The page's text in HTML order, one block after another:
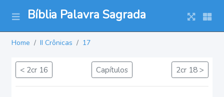
Bíblia Palavra Sagrada
Home II Crônicas 17
< 2cr 16 Capítulos 2cr 18 >